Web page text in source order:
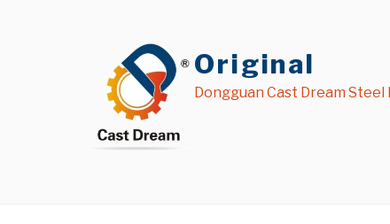
Original
Dongguan Cast Dream